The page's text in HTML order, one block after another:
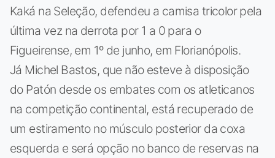
Kaká na Seleção, defendeu a camisa tricolor pela
última vez na derrota por 1 a 0 para o
Figueirense, em 1º de junho, em Florianópolis.
Já Michel Bastos, que não esteve à disposição
do Patón desde os embates com os atleticanos
na competição continental, está recuperado de
um estiramento no músculo posterior da coxa
esquerda e será opção no banco de reservas na